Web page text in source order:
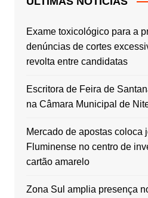
Exame toxicológico para a
denúncias de cortes
revolta entre candidatas
Escritora de Feira de
na Câmara Municipal de
Mercado de apostas coloca
Fluminense no centro de
cartão amarelo
Zona Sul amplia presença